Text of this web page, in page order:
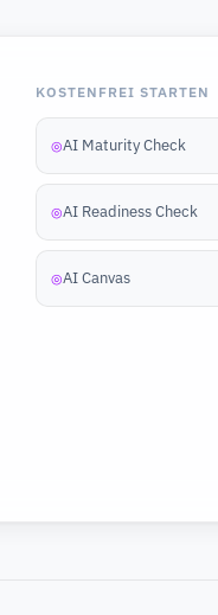
KOSTENFREI STARTEN
◎AI Maturity Check
◎AI Readiness Check
◎AI Canvas